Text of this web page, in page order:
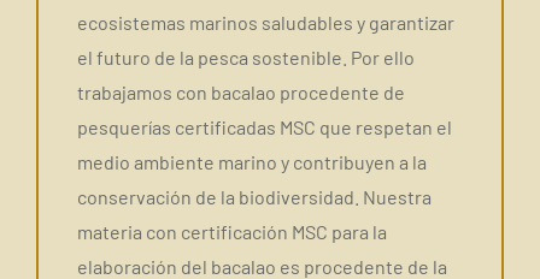
ecosistemas marinos saludables y garantizar
el futuro de la pesca sostenible. Por ello
trabajamos con bacalao procedente de
pesquerías certificadas MSC que respetan el
medio ambiente marino y contribuyen a la
conservación de la biodiversidad. Nuestra
materia con certificación MSC para la
elaboración del bacalao es procedente de la